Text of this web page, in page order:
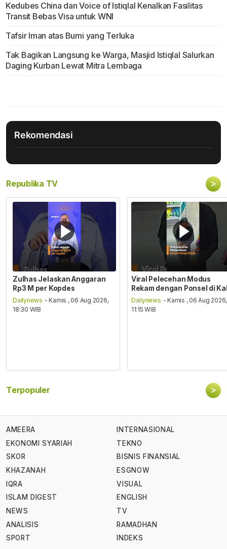
Kedubes China dan Voice of Istiqlal Kenalkan Fasilitas
Transit Bebas Visa untuk WNI
Tafsir Iman atas Bumi yang Terluka
Tak Bagikan Langsung ke Warga, Masjid Istiqlal Salurkan
Daging Kurban Lewat Mitra Lembaga
Rekomendasi
Republika TV >
Zulhas Jelaskan Anggaran
Rp3 M per Kopdes
Dailynews - Kamis , 06 Aug 2026,
18:30 WIB
Viral Pelecehan Modus
Rekam dengan Ponsel di
Dailynews - Kamis , 06 Aug 2026,
11:15 WIB
Terpopuler >
AMEERA
EKONOMI SYARIAH
SKOR
KHAZANAH
IQRA
ISLAM DIGEST
NEWS
ANALISIS
SPORT
INTERNASIONAL
TEKNO
BISNIS FINANSIAL
ESGNOW
VISUAL
ENGLISH
TV
RAMADHAN
INDEKS